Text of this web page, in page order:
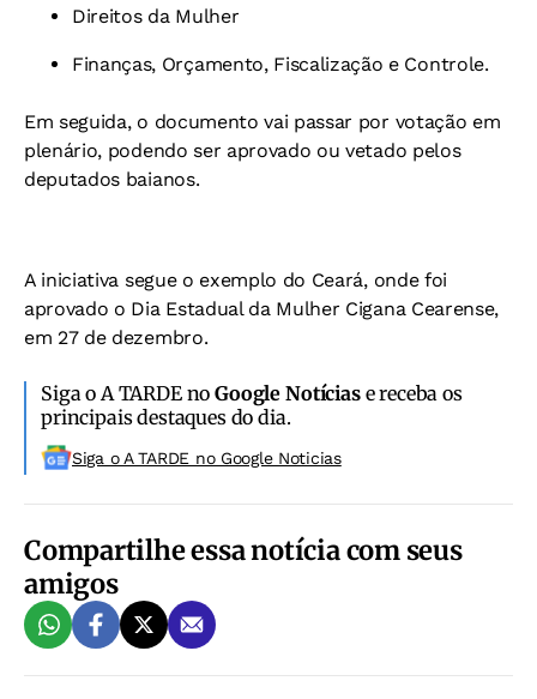
Direitos da Mulher
Finanças, Orçamento, Fiscalização e Controle.
Em seguida, o documento vai passar por votação em
plenário, podendo ser aprovado ou vetado pelos
deputados baianos.
A iniciativa segue o exemplo do Ceará, onde foi
aprovado o Dia Estadual da Mulher Cigana Cearense,
em 27 de dezembro.
Siga o A TARDE noGoogle Notíciase receba os
principais destaques do dia.
Siga o A TARDE no Google Noticias
Compartilhe essa notícia com seus
amigos